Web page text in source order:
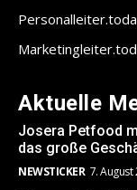
Aktuelle
Josera Petfood
das große
NEWSTICKER 7. August